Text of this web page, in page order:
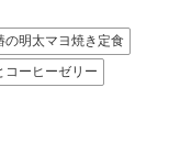
の明太マヨ焼き定食
コーヒーゼリー